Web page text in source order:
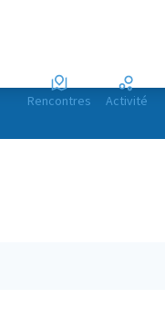
Rencontres Activité